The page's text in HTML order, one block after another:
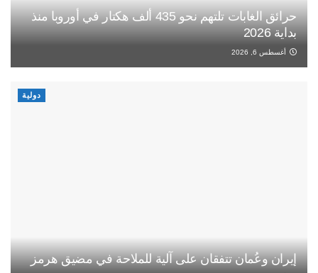
حرائق الغابات تلتهم نحو 435 ألف هكتار في أوروبا منذ
بداية 2026
أغسطس 6, 2026
دولية
إيران وعُمان تتفقان على آلية للملاحة في مضيق هرمز